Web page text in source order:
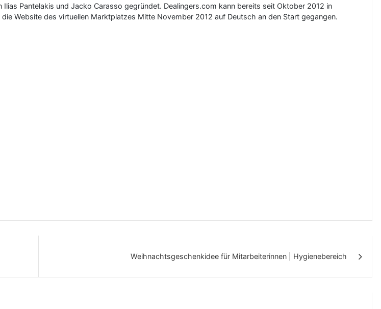
Pantelakis und Jacko Carasso gegründet. Dealingers.com kann bereits seit Oktober 2012 in
Website des virtuellen Marktplatzes Mitte November 2012 auf Deutsch an den Start gegangen.
Weihnachtsgeschenkidee für Mitarbeiterinnen | Hygienebereich